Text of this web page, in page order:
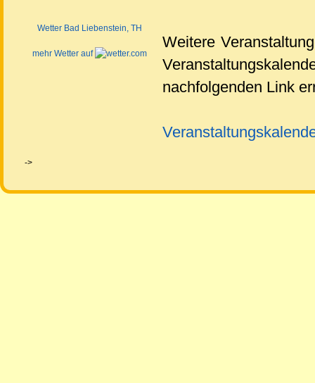
Wetter Bad Liebenstein, TH
mehr Wetter auf
Weitere
nachfolgenden Link
->